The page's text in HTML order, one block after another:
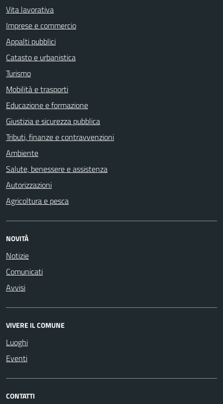
Vita lavorativa
Imprese e commercio
Appalti pubblici
Catasto e urbanistica
Turismo
Mobilità e trasporti
Educazione e formazione
Giustizia e sicurezza pubblica
Tributi, finanze e contravvenzioni
Ambiente
Salute, benessere e assistenza
Autorizzazioni
Agricoltura e pesca
NOVITÀ
Notizie
Comunicati
Avvisi
VIVERE IL COMUNE
Luoghi
Eventi
CONTATTI